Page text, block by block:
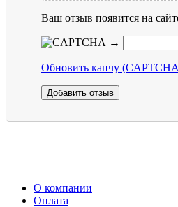
Ваш отзыв появится на
→
Обновить капчу
О компании
Оплата